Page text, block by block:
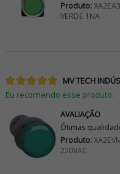
Produto:
VERDE 1NA
MV TECH
Eu recomendo esse produto.
AVALIAÇÃO
Ótimas
Produto:
220VAC